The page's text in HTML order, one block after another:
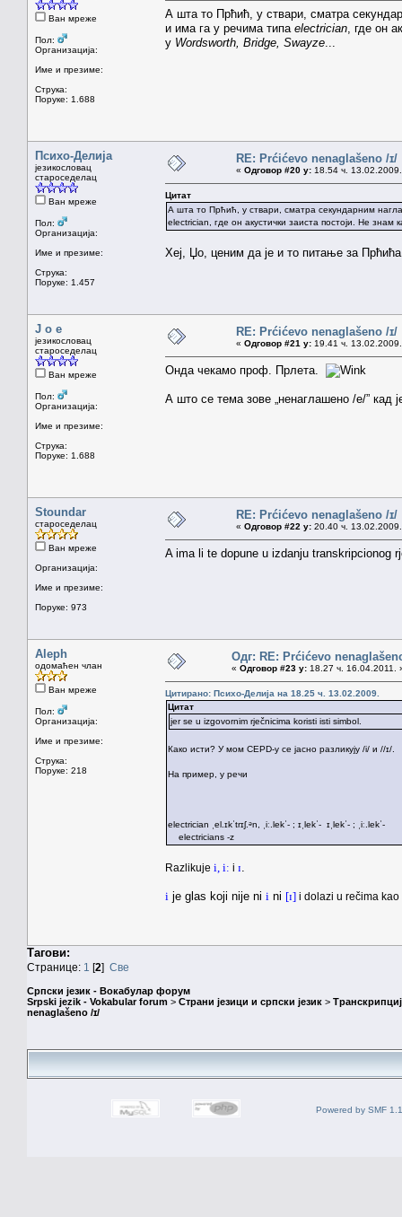
Ван мреже
Пол:
Организација:
Име и презиме:
Струка:
Поруке: 1.688
А шта то Прћић, у ствари, сматра
и има га у речима типа electrician , где он
у Wordsworth, Bridge, Swayze
Психо-Делија
језикословац
староседелац
Ван мреже
Пол:
Организација:
Име и презиме:
Струка:
Поруке: 1.457
RE: Prćićevo nenaglašeno /ɪ/
« Одговор #20 у: 18.54 ч.
Цитат
А шта то Прћић, у ствари, сматра секундарним
electrician, где он акустички заиста постоји. Не
Хеј, Џо, ценим да је и то питање за
J o e
језикословац
староседелац
Ван мреже
Пол:
Организација:
Име и презиме:
Струка:
Поруке: 1.688
RE: Prćićevo nenaglašeno /ɪ/
« Одговор #21 у: 19.41 ч.
Онда чекамо проф. Прлета.
А што се тема зове „ненаглашено /е/” кад
Stoundar
староседелац
Ван мреже
Организација:
Име и презиме:
Поруке: 973
RE: Prćićevo nenaglašeno /ɪ/
« Одговор #22 у: 20.40 ч.
A ima li te dopune u izdanju transkripcionog
Aleph
одомаћен члан
Ван мреже
Пол:
Организација:
Име и презиме:
Струка:
Поруке: 218
Одг: RE: Prćićevo
« Одговор #23 у: 18.27 ч. 16.04.2011.
Цитирано: Психо-Делија на 18.25 ч. 13.02.2009.
Цитат
jer se u izgovornim rječnicima koristi isti simbol.
Како исти? У мом CEPD-у се јасно разликују /i/ и //ɪ/.
На пример, у речи
electrician ˌel.ɪkˈtrɪʃ.ᵊn, ˌiː.lekˈ- ; ɪˌlekˈ- ɪˌlekˈ- ; ˌiː.lekˈ-
electricians -z
Razlikuje i, iː i ɪ
i je glas koji nije ni i ni [ɪ] i dolazi u rečima
Тагови:
Странице: 1 [2] Све
Српски језик - Вокабулар форум
Srpski jezik - Vokabular forum > Страни језици и српски језик >
nenaglašeno /ɪ/
Powered by SMF